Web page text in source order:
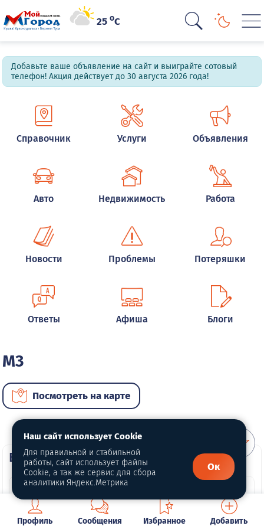
25oC
Добавьте ваше объявление на сайт и выиграйте сотовый
телефон! Акция действует до 30 августа 2026 года!
Справочник Услуги Объявления
Авто Недвижимость Работа
Новости Проблемы Потеряшки
Ответы Афиша Блоги
M3
Посмотреть на карте
ВИП автомобили
Профиль Сообщения Избранное Добавить
Наш сайт использует Cookie
Для правильной и стабильной
работы, сайт использует файлы
Cookie, а так же сервис для сбора
аналитики Яндекс.Метрика
Ок